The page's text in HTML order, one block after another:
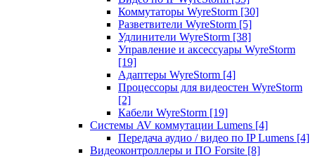
Коммутаторы WyreStorm [30]
Разветвители WyreStorm [5]
Удлинители WyreStorm [38]
Управление и аксессуары WyreStorm
[19]
Адаптеры WyreStorm [4]
Процессоры для видеостен WyreStorm
[2]
Кабели WyreStorm [19]
Системы AV коммутации Lumens [4]
Передача аудио / видео по IP Lumens [4]
Видеоконтроллеры и ПО Forsite [8]